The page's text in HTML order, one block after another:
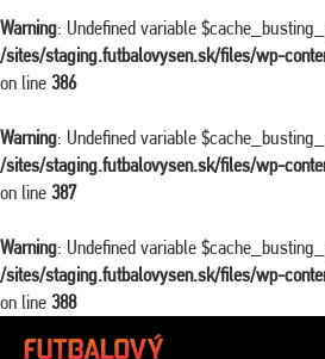
Warning: Undefined variable
/sites/staging.futbalovysen.sk/files/wp-
on line 386
Warning: Undefined variable
/sites/staging.futbalovysen.sk/files/wp-
on line 387
Warning: Undefined variable
/sites/staging.futbalovysen.sk/files/wp-
on line 388